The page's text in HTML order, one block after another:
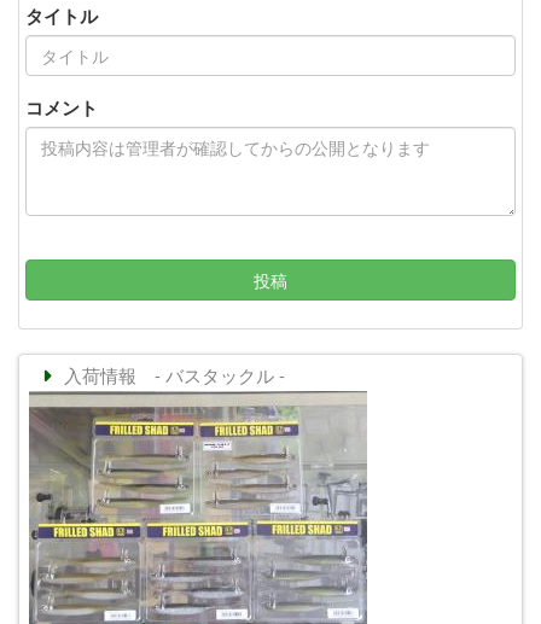
タイトル
コメント
投稿
入荷情報 - バスタックル -